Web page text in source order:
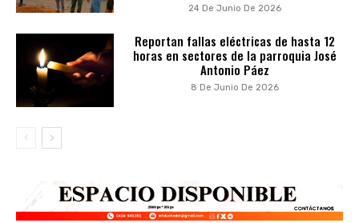
24 De Junio De 2026
Reportan fallas eléctricas de hasta 12
horas en sectores de la parroquia José
Antonio Páez
8 De Junio De 2026